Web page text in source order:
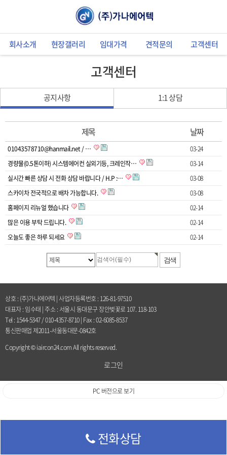
회사소개 현장갤러리 임대가격 견적문의 고객센터
고객센터
공지사항 1:1 상담
제목 날짜
01043578710@hanmail.net / …
03-24
경량물(0.5톤이하) 시스템에어컨 실외기등, 크레인작…
03-14
실시간 빠른 상담 시 전화 상담 바랍니다 / H.P :…
03-08
스카이차 전국적으로 배차 가능합니다.
03-08
홈페이지 리뉴얼 했습니다
02-14
많은 이용 부탁 드립니다.
02-14
오늘도 좋은 하루 되세요
02-14
상호 : (주)가나에어텍 | 사업자등록번호 : 126-81-97510
대표자 : 임수태 | 주소 : 서울시 동대문구 장안벚꽃로 107. 118-103
Tel : 1544-5347 / 010-4357-8710 | Fax : 02-6085-8537
통신판매업 제2011-서울동대문-0842호
Copyright © iaircon24.com All rights reserved.
로그인
PC 버전으로 보기
전화상담